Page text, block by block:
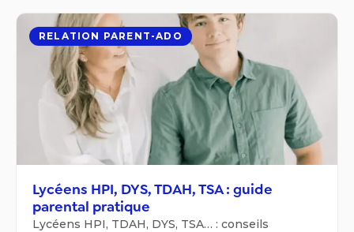
RELATION PARENT-ADO
Lycéens HPI, DYS, TDAH, TSA : guide
parental pratique
Lycéens HPI, TDAH, DYS, TSA… : conseils